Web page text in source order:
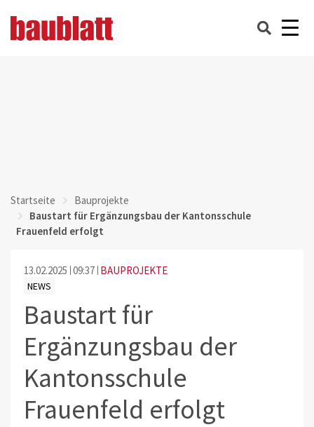
Startseite
Bauprojekte
Baustart für Ergänzungsbau der Kantonsschule
Frauenfeld erfolgt
13.02.2025 09:37 BAUPROJEKTE
NEWS
Baustart für
Ergänzungsbau der
Kantonsschule
Frauenfeld erfolgt